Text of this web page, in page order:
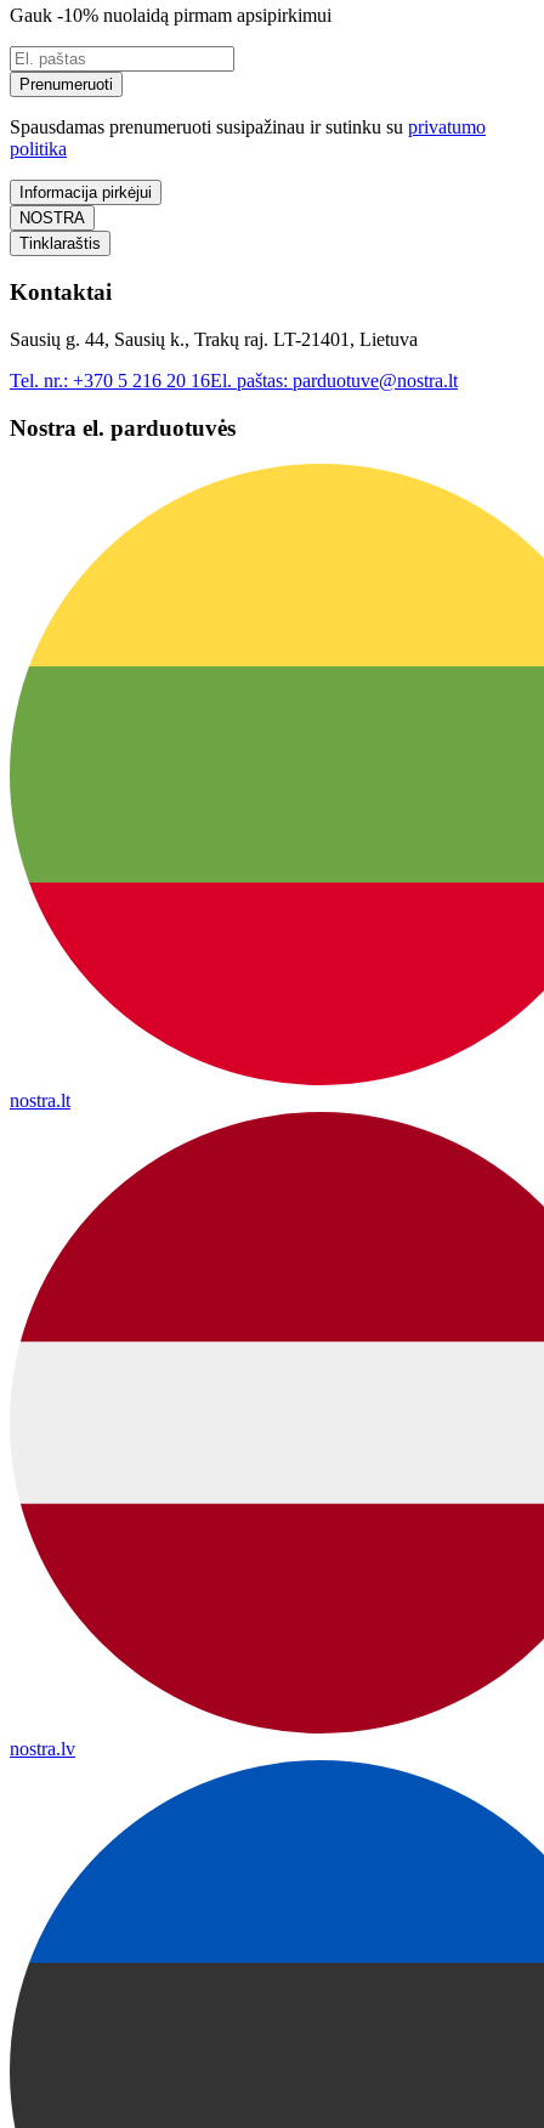
Gauk -10% nuolaidą pirmam apsipirkimui
Prenumeruoti
Spausdamas prenumeruoti susipažinau ir sutinku su privatumo
politika
Informacija pirkėjui
NOSTRA
Tinklaraštis
Kontaktai
Sausių g. 44, Sausių k., Trakų raj. LT-21401, Lietuva
Tel. nr.: +370 5 216 20 16El. paštas: parduotuve@nostra.lt
Nostra el. parduotuvės
nostra.lt
nostra.lv